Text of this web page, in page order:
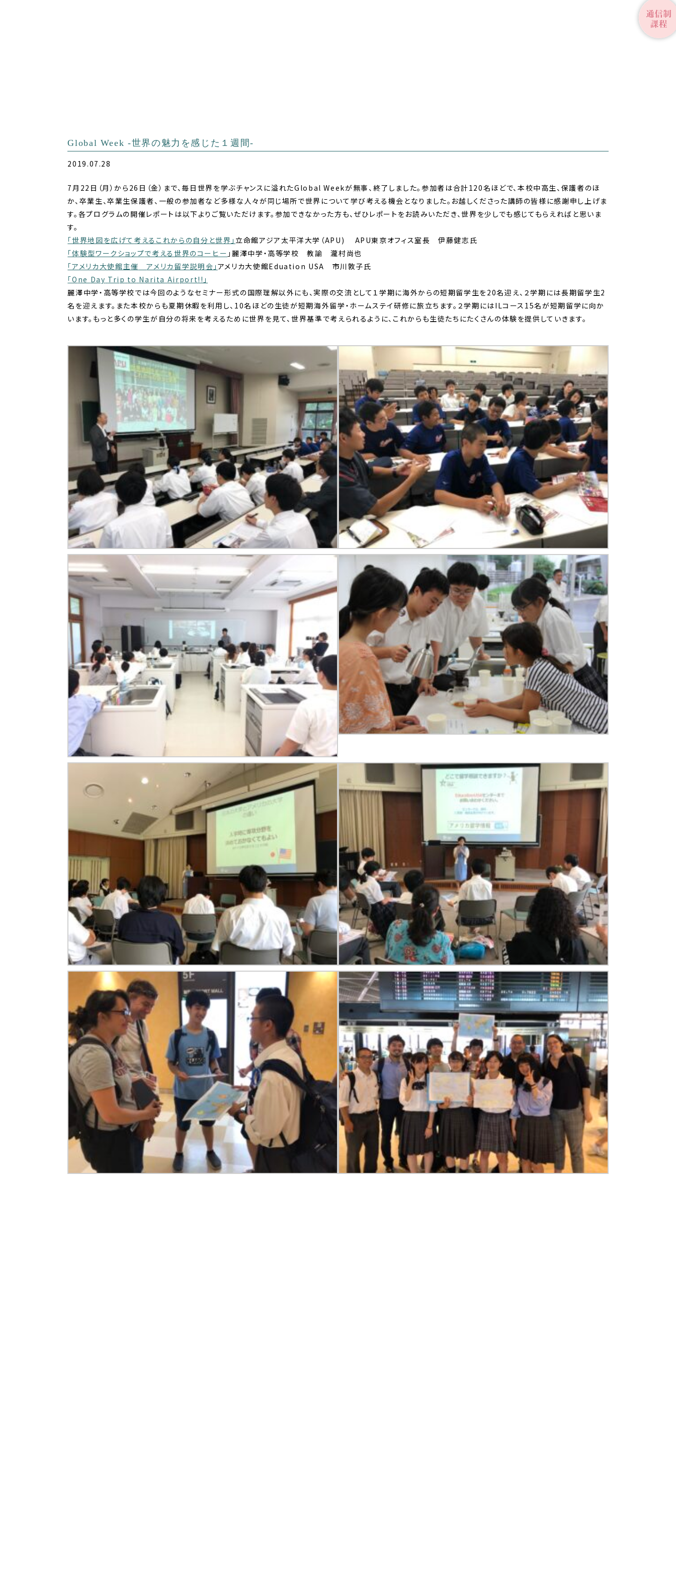
Global Week -世界の魅力を感じた１週間-
2019.07.28
7月22日（月）から26日（金）まで、毎日世界を学ぶチャンスに溢れたGlobal Weekが無事、終了しました。参加者は合計120名ほどで、本校中高生、保護者のほ
か、卒業生、卒業生保護者、一般の参加者など多様な人々が同じ場所で世界について学び考える機会となりました。お越しくださった講師の皆様に感謝申し上げま
す。各プログラムの開催レポートは以下よりご覧いただけます。参加できなかった方も、ぜひレポートをお読みいただき、世界を少しでも感じてもらえればと思いま
す。
「世界地図を広げて 考えるこれからの自分と世界」 立命館アジア太平洋大学（APU ) APU東京オフィス室長伊藤健志氏
「体験型ワークショップで考える 世界のコーヒー 」麗澤中学・高等学校 教諭 瀧村尚也
「アメリカ大使館主催 アメリカ留学説明会」 アメリカ大使館Eduation USA 市川敦子氏
「O ne Day Trip to Narita Airport!!」
麗澤中学・高等学校では今回のようなセミナー形式の国際理解以外にも、実際の交流として１学期に海外からの短期留学生を20名迎え、２学期には長期留学生2
名を迎えます。また本校からも夏期休暇を利用し、10名ほどの生徒が短期海外留学・ホームステイ研修に旅立ちます。２学期にはILコース15名が短期留学に向か
います。もっと多くの学生が自分の将来を考えるために世界を見て、世界基準で考えられるように、これからも生徒たちにたくさんの体験を提供していきます。